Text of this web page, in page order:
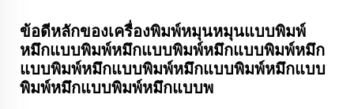
ข้อดีหลักของเครื่องพิมพ์หมุนหมุนแบบพิมพ์
หมึกแบบพิมพ์หมึกแบบพิมพ์หมึกแบบพิมพ์หมึก
แบบพิมพ์หมึกแบบพิมพ์หมึกแบบพิมพ์หมึกแบบ
พิมพ์หมึกแบบพิมพ์หมึกแบบพ